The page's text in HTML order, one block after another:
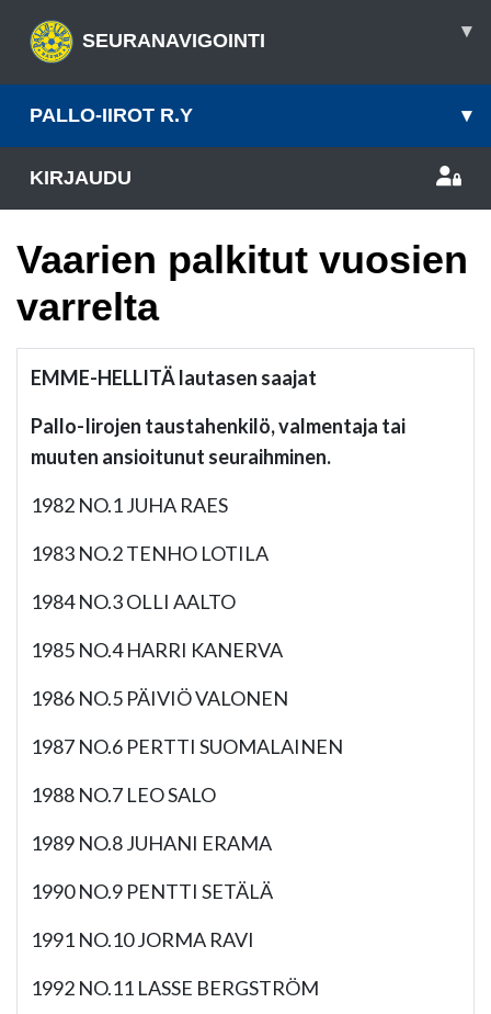
SEURANAVIGOINTI ▾
PALLO-IIROT R.Y ▾
KIRJAUDU
Vaarien palkitut vuosien
varrelta
EMME-HELLITÄ lautasen saajat
Pallo-Iirojen taustahenkilö, valmentaja tai
muuten ansioitunut seuraihminen.
1982 NO.1 JUHA RAES
1983 NO.2 TENHO LOTILA
1984 NO.3 OLLI AALTO
1985 NO.4 HARRI KANERVA
1986 NO.5 PÄIVIÖ VALONEN
1987 NO.6 PERTTI SUOMALAINEN
1988 NO.7 LEO SALO
1989 NO.8 JUHANI ERAMA
1990 NO.9 PENTTI SETÄLÄ
1991 NO.10 JORMA RAVI
1992 NO.11 LASSE BERGSTRÖM